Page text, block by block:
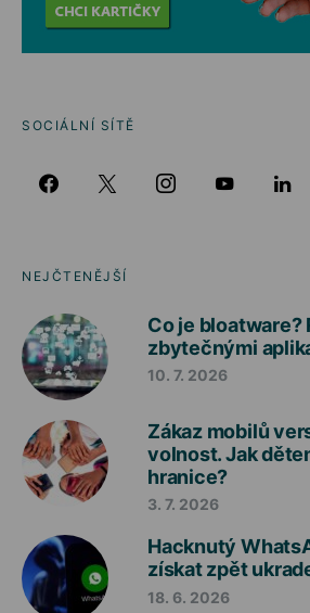
SOCIÁLNÍ SÍTĚ
NEJČTENĚJŠÍ
Co je
zbytečnými
10. 7. 2026
Zákaz mobilů
volnost. Jak
hranice?
3. 7. 2026
Hacknutý
získat zpět
18. 6. 2026